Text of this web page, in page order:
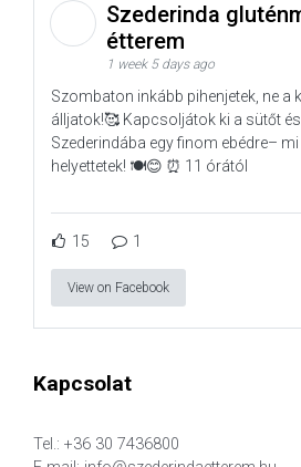
Szederinda
étterem
1 week 5 days ago
Szombaton inkább pihenjetek, ne a
álljatok!🥰 Kapcsoljátok ki a sütőt
Szederindába egy finom ebédre–
helyettetek! 🍽️😊 ⏰ 11 órától
15 1
View on Facebook
Kapcsolat
Tel.: +36 30 7436800